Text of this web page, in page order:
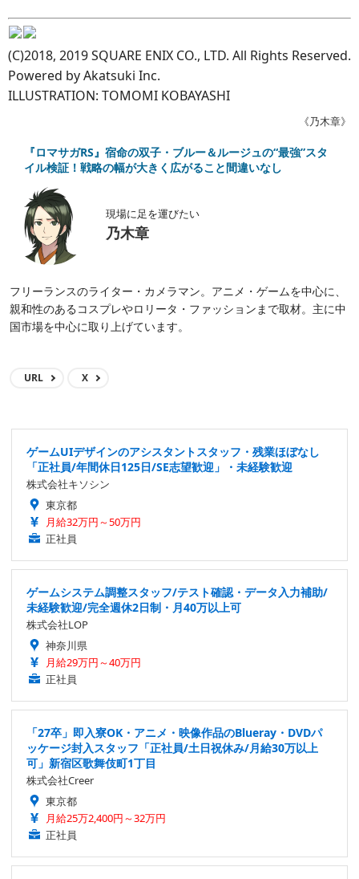
(C)2018, 2019 SQUARE ENIX CO., LTD. All Rights Reserved.
Powered by Akatsuki Inc.
ILLUSTRATION: TOMOMI KOBAYASHI
《乃木章》
『ロマサガRS』宿命の双子・ブルー＆ルージュの“最強”スタ
イル検証！戦略の幅が大きく広がること間違いなし
現場に足を運びたい
乃木章
フリーランスのライター・カメラマン。アニメ・ゲームを中心に、
親和性のあるコスプレやロリータ・ファッションまで取材。主に中
国市場を中心に取り上げています。
URL X
ゲームUIデザインのアシスタントスタッフ・残業ほぼなし
「正社員/年間休日125日/SE志望歓迎」・未経験歓迎
株式会社キソシン
東京都
月給32万円～50万円
正社員
ゲームシステム調整スタッフ/テスト確認・データ入力補助/
未経験歓迎/完全週休2日制・月40万以上可
株式会社LOP
神奈川県
月給29万円～40万円
正社員
「27卒」即入寮OK・アニメ・映像作品のBlueray・DVDパ
ッケージ封入スタッフ「正社員/土日祝休み/月給30万以上
可」新宿区歌舞伎町1丁目
株式会社Creer
東京都
月給25万2,400円～32万円
正社員